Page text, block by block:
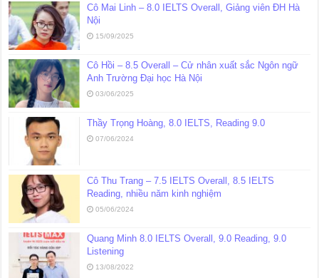
Cô Mai Linh – 8.0 IELTS Overall, Giảng viên ĐH Hà
Nội
15/09/2025
Cô Hồi – 8.5 Overall – Cử nhân xuất sắc Ngôn ngữ
Anh Trường Đại học Hà Nội
03/06/2025
Thầy Trọng Hoàng, 8.0 IELTS, Reading 9.0
07/06/2024
Cô Thu Trang – 7.5 IELTS Overall, 8.5 IELTS
Reading, nhiều năm kinh nghiệm
05/06/2024
Quang Minh 8.0 IELTS Overall, 9.0 Reading, 9.0
Listening
13/08/2022